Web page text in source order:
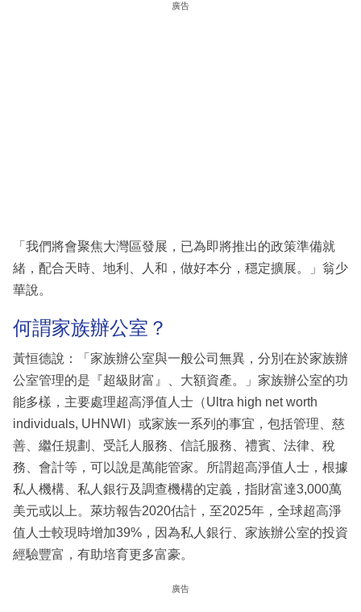
廣告
「我們將會聚焦大灣區發展，已為即將推出的政策準備就
緒，配合天時、地利、人和，做好本分，穩定擴展。」翁少
華說。
何謂家族辦公室？
黃恒德說：「家族辦公室與一般公司無異，分別在於家族辦
公室管理的是『超級財富』、大額資產。」家族辦公室的功
能多樣，主要處理超高淨值人士（Ultra high net worth
individuals, UHNWI）或家族一系列的事宜，包括管理、慈
善、繼任規劃、受託人服務、信託服務、禮賓、法律、稅
務、會計等，可以說是萬能管家。所謂超高淨值人士，根據
私人機構、私人銀行及調查機構的定義，指財富達3,000萬
美元或以上。萊坊報告2020估計，至2025年，全球超高淨
值人士較現時增加39%，因為私人銀行、家族辦公室的投資
經驗豐富，有助培育更多富豪。
廣告